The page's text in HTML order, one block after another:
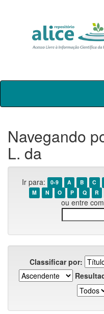
Skip
Navegando
L. da
Ir para: 0-9 A B C
M
N O P Q R
ou entre
Classificar por: